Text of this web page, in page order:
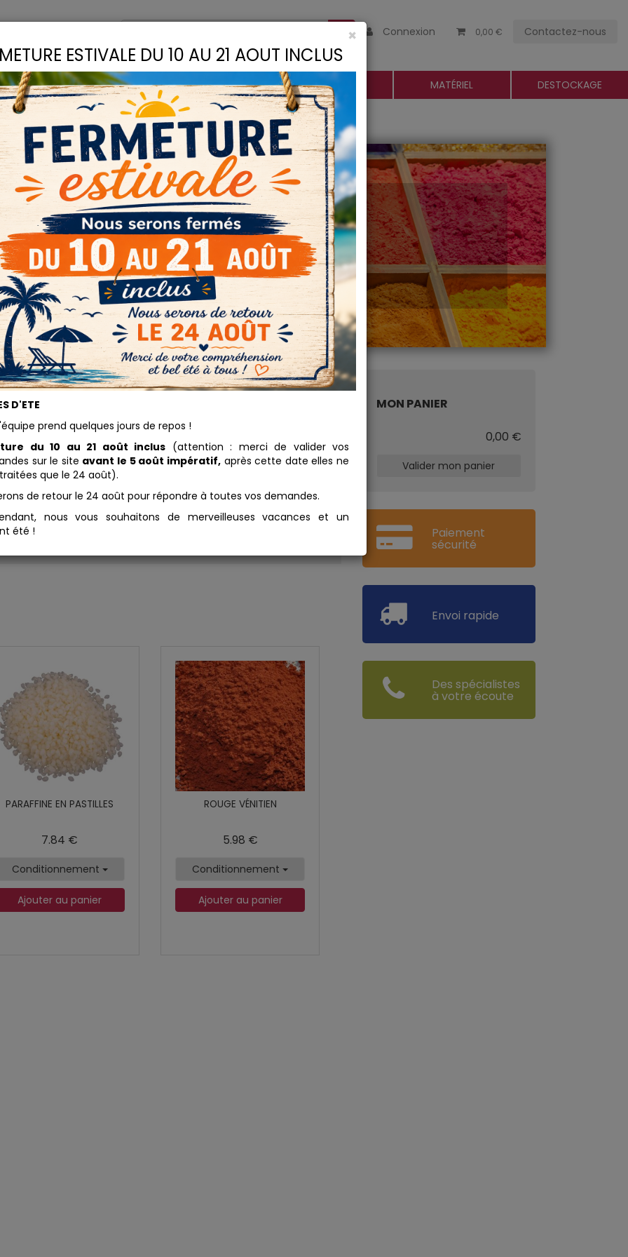
Connexion 0,00 € Contactez-nous
LIANTS COLLES DROGUERIE MATÉRIEL DESTOCKAGE
PIGMENTS
cassis oxyde
rouge cassis est
d'oxydes de fer et de
de calcium qui donne
rose violacé. Ce pigment est
tous liants et toutes
de peinture et enduits.
Ajouter au panier
PARAFFINE EN PASTILLES
7.84 €
Conditionnement
Ajouter au panier
ROUGE VÉNITIEN
5.98 €
Conditionnement
Ajouter au panier
MON PANIER
0,00 €
Valider mon panier
Paiement
sécurité
Envoi rapide
Des spécialistes
à votre écoute
×
ESTIVALE DU 10 AU 21 AOUT INCLUS
D'ETE
prend quelques jours de repos !
du 10 au 21 août inclus (attention : merci de valider vos
sur le site avant le 5 août impératif,après cette date elles ne
que le 24 août).
de retour le 24 août pour répondre à toutes vos demandes.
nous vous souhaitons de merveilleuses vacances et un
été !